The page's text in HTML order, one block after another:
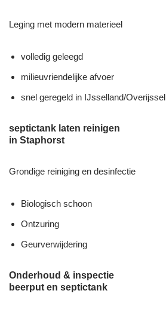
Leging met modern materieel
volledig geleegd
milieuvriendelijke afvoer
snel geregeld in IJsselland/Overijssel
septictank laten reinigen
in Staphorst
Grondige reiniging en desinfectie
Biologisch schoon
Ontzuring
Geurverwijdering
Onderhoud & inspectie
beerput en septictank